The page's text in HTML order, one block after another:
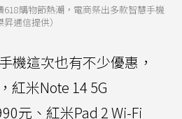
購物節熱潮，電商祭出多款智慧手機
通信提供）
機這次也有不少優惠，
紅米Note 14 5G
元、紅米Pad 2 Wi-Fi